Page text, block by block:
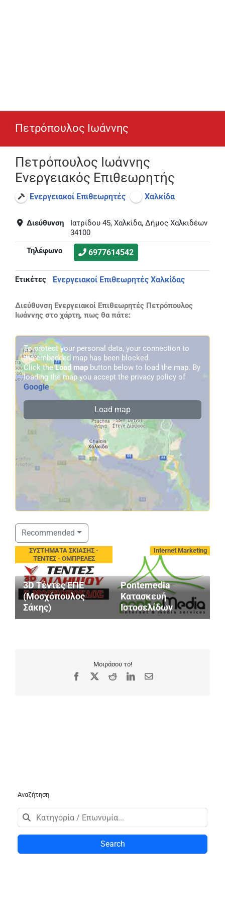
Πετρόπουλος Ιωάννης
Πετρόπουλος Ιωάννης
Ενεργειακός Επιθεωρητής
Ενεργειακοί Επιθεωρητές Χαλκίδα
Διεύθυνση
Ιατρίδου 45, Χαλκίδα, Δήμος Χαλκιδέων
34100
Τηλέφωνο
6977614542
Ετικέτες Ενεργειακοί Επιθεωρητές Χαλκίδας
Διεύθυνση Ενεργειακοί Επιθεωρητές Πετρόπουλος
Ιωάννης στο χάρτη, πως θα πάτε:
To protect your personal data, your connection to
the embedded map has been blocked.
Click theLoad map button below to load the map. By
loading the map you accept the privacy policy of
Google.
Load map
Recommended
ΣΥΣΤΉΜΑΤΑ ΣΚΊΑΣΗΣ -
ΤΕΝΤΕΣ - ΟΜΠΡΕΛΕΣ
3D Τέντες ΕΠΕ
(Μοσχόπουλος
Σάκης)
Internet Marketing
Pontemedia
Κατασκευή
Ιστοσελίδων
Μοιράσου το!
Facebook RedditLinkedIn
Email
Αναζήτηση
Search